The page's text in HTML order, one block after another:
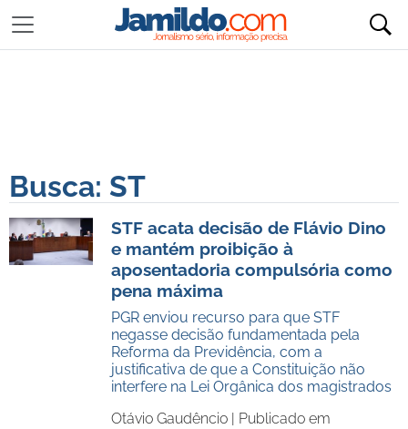
Busca: ST
STF acata decisão de Flávio Dino
e mantém proibição à
aposentadoria compulsória como
pena máxima
PGR enviou recurso para que STF
negasse decisão fundamentada pela
Reforma da Previdência, com a
justificativa de que a Constituição não
interfere na Lei Orgânica dos magistrados
Otávio Gaudêncio | Publicado em